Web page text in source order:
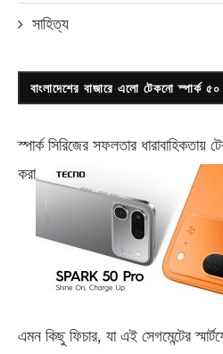
সাহিত্য
বাংলাদেশের বাজারে এলো টেকনো স্পার্ক
স্পার্ক সিরিজের সফলতার ধারাবাহিকতায়
করা
এমন কিছু ফিচার, যা এই সেগমেন্টের